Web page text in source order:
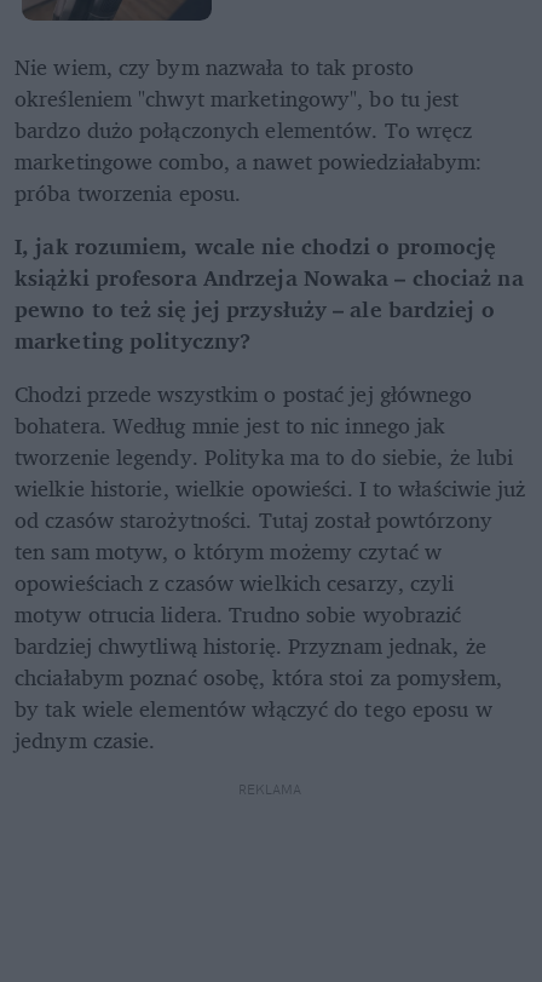
Nie wiem, czy bym nazwała to tak prosto
określeniem "chwyt marketingowy", bo tu jest
bardzo dużo połączonych elementów. To wręcz
marketingowe combo, a nawet powiedziałabym:
próba tworzenia eposu.
I, jak rozumiem, wcale nie chodzi o promocję
książki profesora Andrzeja Nowaka – chociaż na
pewno to też się jej przysłuży – ale bardziej o
marketing polityczny?
Chodzi przede wszystkim o postać jej głównego
bohatera. Według mnie jest to nic innego jak
tworzenie legendy. Polityka ma to do siebie, że lubi
wielkie historie, wielkie opowieści. I to właściwie już
od czasów starożytności. Tutaj został powtórzony
ten sam motyw, o którym możemy czytać w
opowieściach z czasów wielkich cesarzy, czyli
motyw otrucia lidera. Trudno sobie wyobrazić
bardziej chwytliwą historię. Przyznam jednak, że
chciałabym poznać osobę, która stoi za pomysłem,
by tak wiele elementów włączyć do tego eposu w
jednym czasie.
REKLAMA